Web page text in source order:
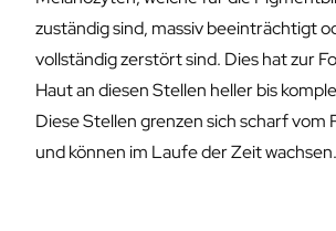
zuständig sind, massiv beeinträchtigt
vollständig zerstört sind. Dies hat zur
Haut an diesen Stellen heller bis
Diese Stellen grenzen sich scharf vom
und können im Laufe der Zeit wachsen.